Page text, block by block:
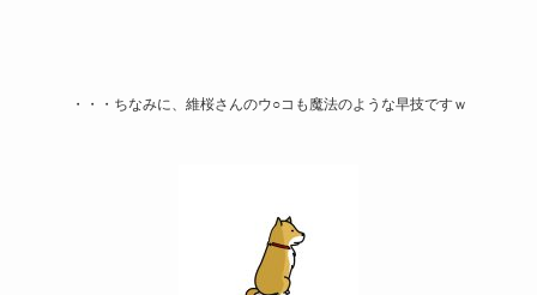
・・・ちなみに、維桜さんのウ○コも魔法のような早技ですｗ